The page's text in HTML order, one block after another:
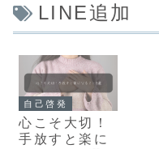
LINE追加
自己啓発
心こそ大切！
手放すと楽に